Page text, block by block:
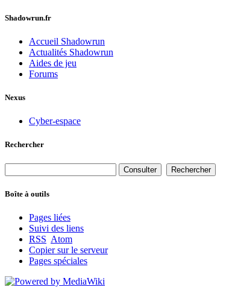
Shadowrun.fr
Accueil Shadowrun
Actualités Shadowrun
Aides de jeu
Forums
Nexus
Cyber-espace
Rechercher
Boîte à outils
Pages liées
Suivi des liens
RSS Atom
Copier sur le serveur
Pages spéciales